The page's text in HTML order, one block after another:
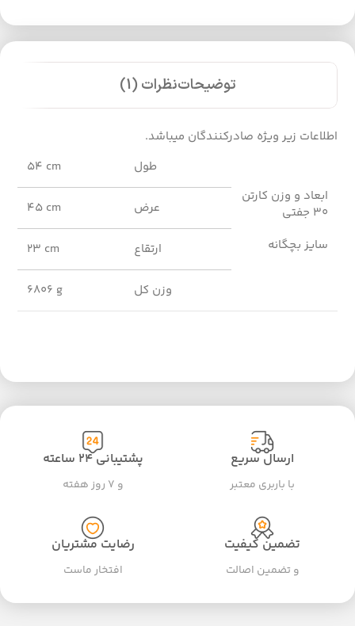
توضیحاتنظرات (1)
اطلاعات زیر ویژه صادرکنندگان میباشد.
ابعاد و وزن کارتن
30 جفتی
سایز بچگانه
طول 54 cm
عرض 45 cm
ارتقاع 23 cm
وزن کل 6806 g
ارسال سریع
با باربری معتبر
پشتیبانی ۲۴ ساعته
و ۷ روز هفته
تضمین کیفیت
و تضمین اصالت
رضایت مشتریان
افتخار ماست